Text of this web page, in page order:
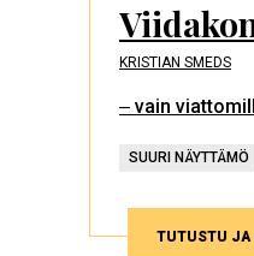
KRISTIAN SMEDS
‒ vain
SUURI NÄYTTÄMÖ
TUTUSTU JA